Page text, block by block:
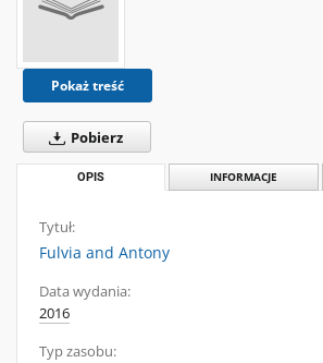
Pokaż treść
Pobierz
OPIS INFORMACJE
Tytuł:
Fulvia and Antony
Data wydania:
2016
Typ zasobu: